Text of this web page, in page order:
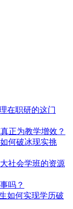
在职研的这门
正为教学增效？
何破冰现实挑
社会学班的资源
吗？
如何实现学历破